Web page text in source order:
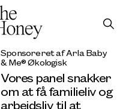
Sponsoreret af Arla Baby
& Me® Økologisk
Vores panel snakker
om at få familieliv og
arbejdsliv til at